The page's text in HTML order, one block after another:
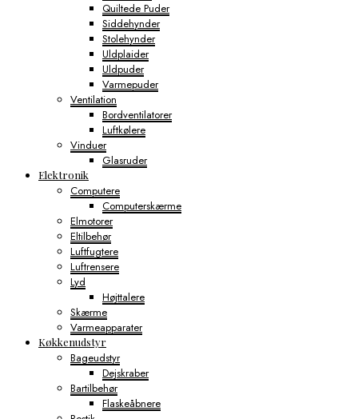
Quiltede Puder
Siddehynder
Stolehynder
Uldplaider
Uldpuder
Varmepuder
Ventilation
Bordventilatorer
Luftkølere
Vinduer
Glasruder
Elektronik
Computere
Computerskærme
Elmotorer
Eltilbehør
Luftfugtere
Luftrensere
Lyd
Højttalere
Skærme
Varmeapparater
Køkkenudstyr
Bageudstyr
Dejskraber
Bartilbehør
Flaskeåbnere